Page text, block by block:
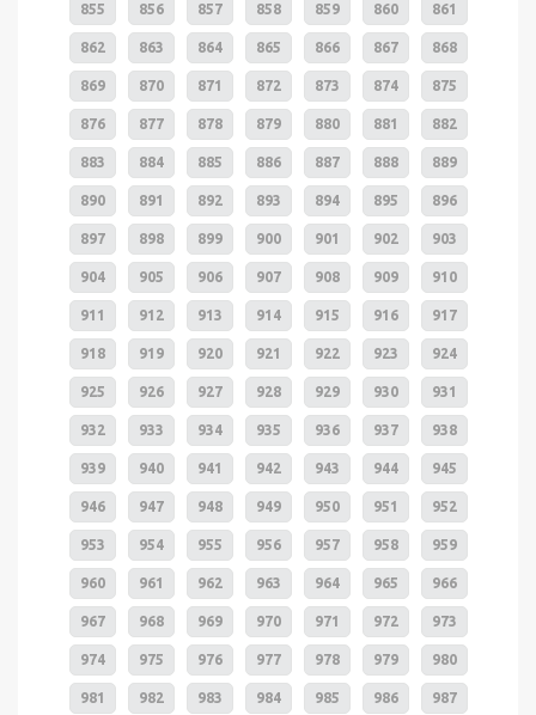
855 856 857 858 859 860 861
862 863 864 865 866 867 868
869 870 871 872 873 874 875
876 877 878 879 880 881 882
883 884 885 886 887 888 889
890 891 892 893 894 895 896
897 898 899 900 901 902 903
904 905 906 907 908 909 910
911 912 913 914 915 916 917
918 919 920 921 922 923 924
925 926 927 928 929 930 931
932 933 934 935 936 937 938
939 940 941 942 943 944 945
946 947 948 949 950 951 952
953 954 955 956 957 958 959
960 961 962 963 964 965 966
967 968 969 970 971 972 973
974 975 976 977 978 979 980
981 982 983 984 985 986 987